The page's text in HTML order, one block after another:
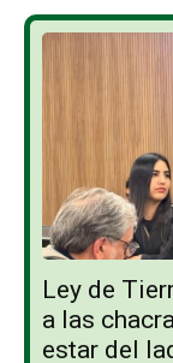
Ley de
a las
estar del